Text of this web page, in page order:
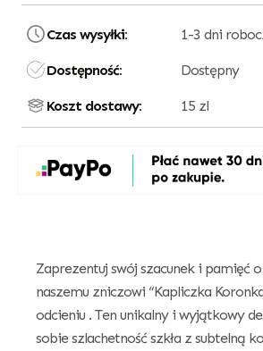
Czas wysyłki: 1-3 dni
Dostępność: Dostępny
Koszt dostawy: 15 zl
Zaprezentuj swój szacunek i pamięć
naszemu zniczowi “Kapliczka
odcieniu . Ten unikalny i wyjątkowy
sobie szlachetność szkła z subtelną